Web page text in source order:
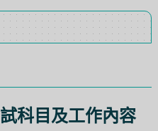
科目及工作內容